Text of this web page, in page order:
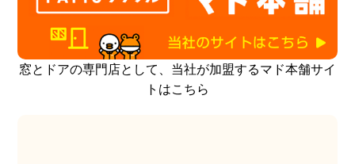
窓とドアの専門店として、当社が加盟するマド本舗サイ
トはこちら